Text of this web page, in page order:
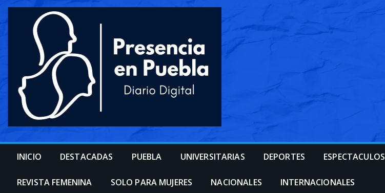
INICIO DESTACADAS PUEBLA UNIVERSITARIAS DEPORTES ESPECTACULOS
REVISTA FEMENINA SOLO PARA MUJERES NACIONALES INTERNACIONALES